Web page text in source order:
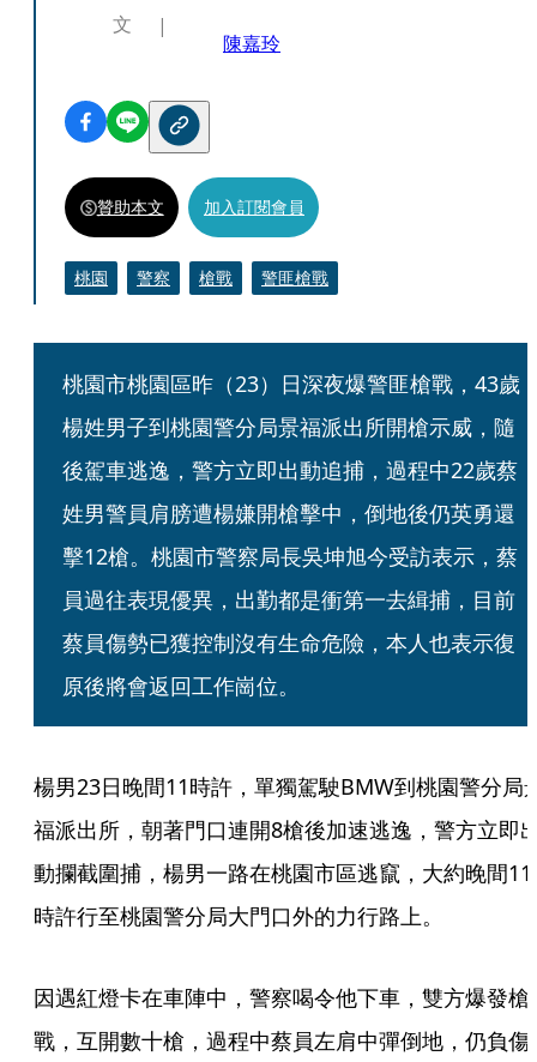
文
陳嘉玲
贊助本文 加入訂閱會員
桃園 警察 槍戰 警匪槍戰
桃園市桃園區昨（23）日深夜爆警匪槍戰，43歲
楊姓男子到桃園警分局景福派出所開槍示威，隨
後駕車逃逸，警方立即出動追捕，過程中22歲蔡
姓男警員肩膀遭楊嫌開槍擊中，倒地後仍英勇還
擊12槍。桃園市警察局長吳坤旭今受訪表示，蔡
員過往表現優異，出勤都是衝第一去緝捕，目前
蔡員傷勢已獲控制沒有生命危險，本人也表示復
原後將會返回工作崗位。
楊男23日晚間11時許，單獨駕駛BMW到桃園警分局
福派出所，朝著門口連開8槍後加速逃逸，警方立即
動攔截圍捕，楊男一路在桃園市區逃竄，大約晚間11
時許行至桃園警分局大門口外的力行路上。
因遇紅燈卡在車陣中，警察喝令他下車，雙方爆發槍
戰，互開數十槍，過程中蔡員左肩中彈倒地，仍負傷